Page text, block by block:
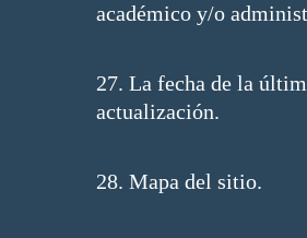
académico y/o
27. La fecha de la
actualización.
28. Mapa del sitio.